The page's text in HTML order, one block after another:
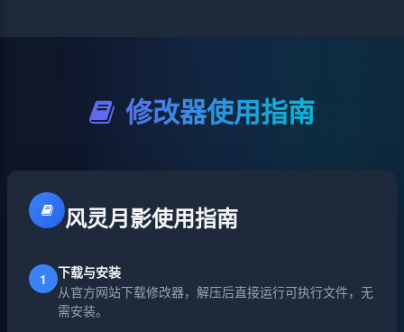
修改器使用指南
风灵月影使用指南
1
下载与安装
从官方网站下载修改器，解压后直接运行可执行文件，无
需安装。